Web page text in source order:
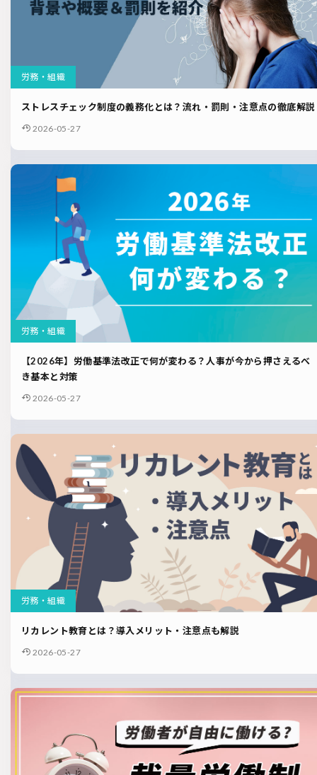
労務・組織
ストレスチェック制度の義務化とは？流れ・罰則・注意点の徹底解説
2026-05-27
労務・組織
【2026年】労働基準法改正で何が変わる？人事が今から押さえるべ
き基本と対策
2026-05-27
労務・組織
リカレント教育とは？導入メリット・注意点も解説
2026-05-27